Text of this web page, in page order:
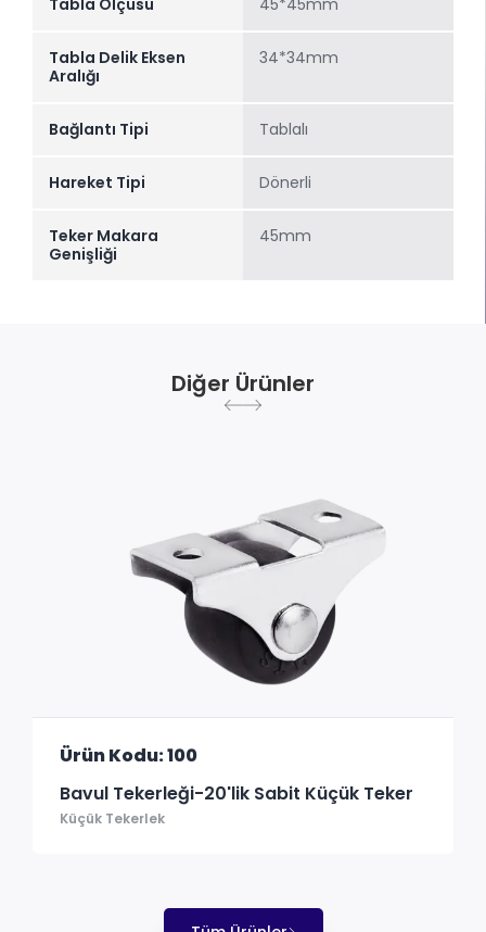
Tabla Delik Eksen
Aralığı
34*34mm
Bağlantı Tipi Tablalı
Hareket Tipi Dönerli
Teker Makara
Genişliği
45mm
Diğer Ürünler
Ürün Kodu: 100
Bavul Tekerleği-20'lik Sabit Küçük Teker
Küçük Tekerlek